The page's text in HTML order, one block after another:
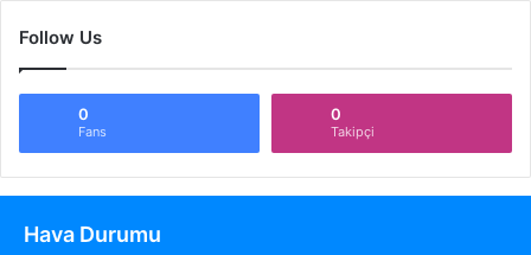
Follow Us
0
Fans
0
Takipçi
Hava Durumu